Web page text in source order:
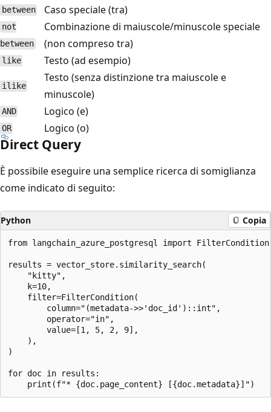
between Caso speciale (tra)
not
between
Combinazione di maiuscole/minuscole speciale
(non compreso tra)
like Testo (ad esempio)
ilike
Testo (senza distinzione tra maiuscole e
minuscole)
AND Logico (e)
OR Logico (o)
Direct Query
È possibile eseguire una semplice ricerca di somiglianza
come indicato di seguito:
Python Copia
from langchain_azure_postgresql import
results = vector_store.similarity_search(
    "kitty",
    k=10,
    filter=FilterCondition(
        column="(metadata->>'doc_id')::int",
        operator="in",
        value=[1, 5, 2, 9],
    ),
)
for doc in results: